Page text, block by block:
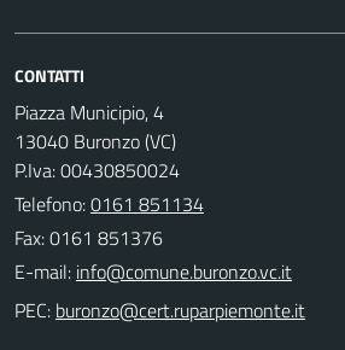
CONTATTI
Piazza Municipio, 4
13040 Buronzo (VC)
P.Iva: 00430850024
Telefono:0161 851134
Fax: 0161 851376
E-mail:
PEC: